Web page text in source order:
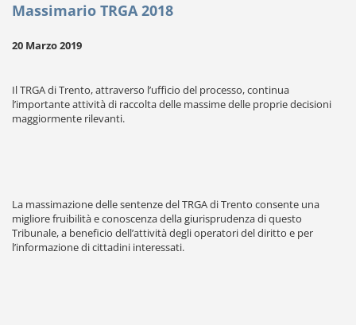
Massimario TRGA 2018
20 Marzo 2019
Il TRGA di Trento, attraverso l’ufficio del processo, continua
l’importante attività di raccolta delle massime delle proprie decisioni
maggiormente rilevanti.
La massimazione delle sentenze del TRGA di Trento consente una
migliore fruibilità e conoscenza della giurisprudenza di questo
Tribunale, a beneficio dell’attività degli operatori del diritto e per
l’informazione di cittadini interessati.